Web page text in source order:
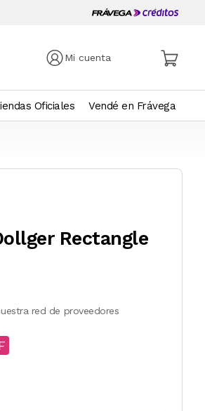
Mi cuenta
Oficiales Vendé en Frávega
Rectangle
red de proveedores